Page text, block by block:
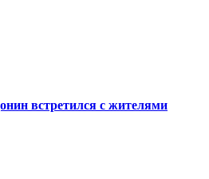
встретился с жителями